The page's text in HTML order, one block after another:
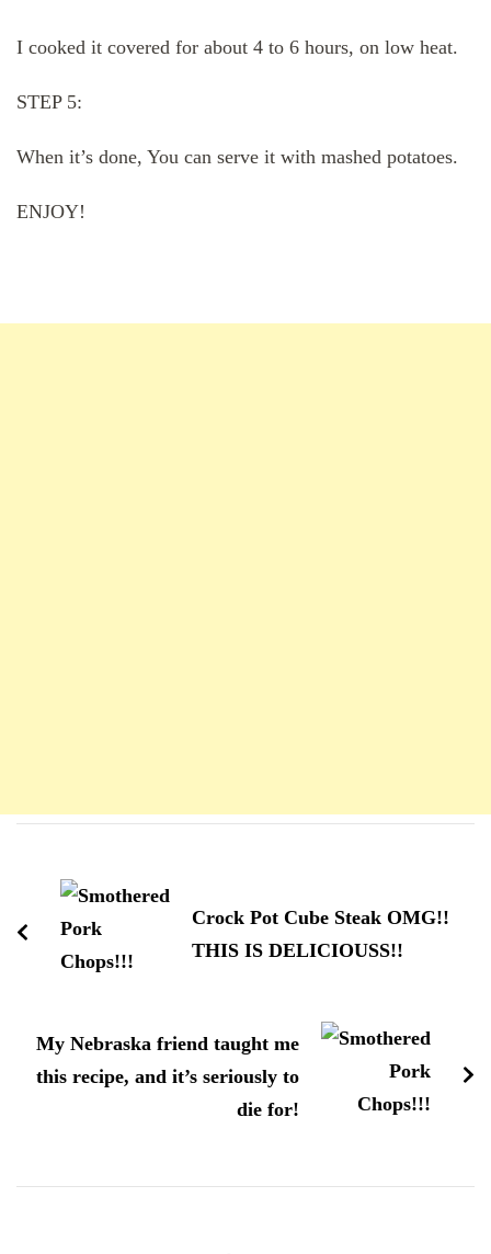
I cooked it covered for about 4 to 6 hours, on low heat.
STEP 5:
When it’s done, You can serve it with mashed potatoes.
ENJOY!
d'article
Crock Pot Cube Steak OMG!!
THIS IS DELICIOUSS!!
My Nebraska friend taught me
this recipe, and it’s seriously to
die for!